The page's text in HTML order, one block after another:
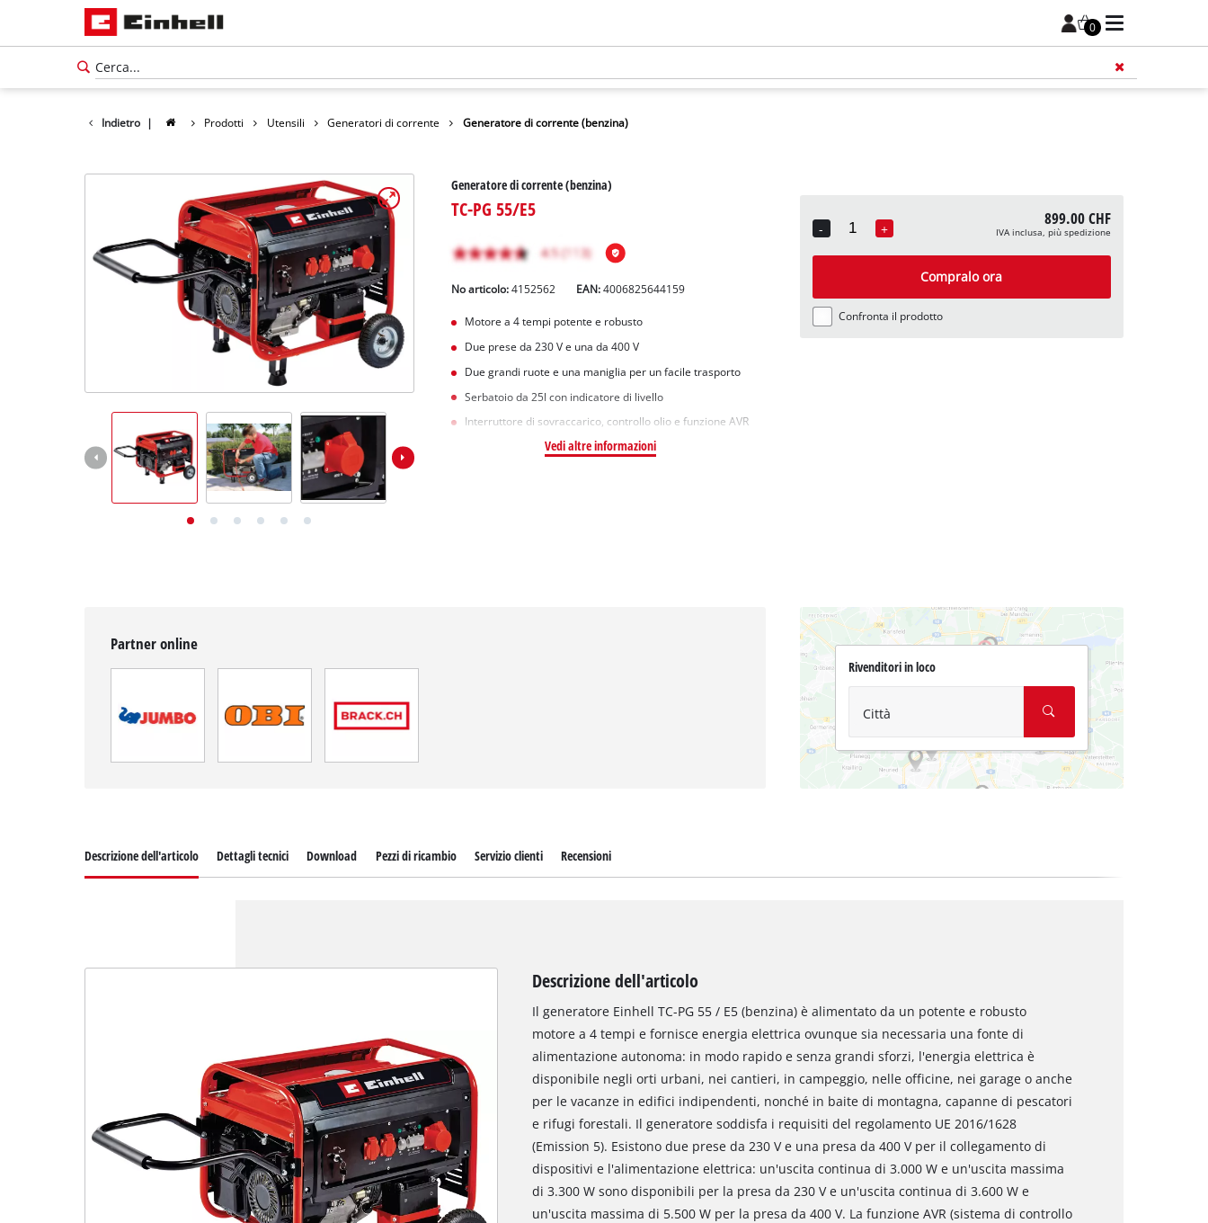
0
Indietro | Prodotti Utensili Generatori di corrente Generatore di corrente (benzina)
Generatore di corrente (benzina)
TC-PG 55/E5
No articolo:4152562 EAN:4006825644159
Motore a 4 tempi potente e robusto
Due prese da 230 V e una da 400 V
Due grandi ruote e una maniglia per un facile trasporto
Serbatoio da 25l con indicatore di livello
Interruttore di sovraccarico, controllo olio e funzione AVR
Vedi altre informazioni
-
Quantity
+ 899.00 CHF
IVA inclusa, più spedizione
Compralo ora
Confronta il prodotto
Partner online
Rivenditori in loco
Città
Descrizione dell'articolo Dettagli tecnici Download Pezzi di ricambio Servizio clienti Recensioni
Descrizione dell'articolo
Il generatore Einhell TC-PG 55 / E5 (benzina) è alimentato da un potente e robusto
motore a 4 tempi e fornisce energia elettrica ovunque sia necessaria una fonte di
alimentazione autonoma: in modo rapido e senza grandi sforzi, l'energia elettrica è
disponibile negli orti urbani, nei cantieri, in campeggio, nelle officine, nei garage o anche
per le vacanze in edifici indipendenti, nonché in baite di montagna, capanne di pescatori
e rifugi forestali. Il generatore soddisfa i requisiti del regolamento UE 2016/1628
(Emission 5). Esistono due prese da 230 V e una presa da 400 V per il collegamento di
dispositivi e l'alimentazione elettrica: un'uscita continua di 3.000 W e un'uscita massima
di 3.300 W sono disponibili per la presa da 230 V e un'uscita continua di 3.600 W e
un'uscita massima di 5.500 W per la presa da 400 V. La funzione AVR (sistema di controllo